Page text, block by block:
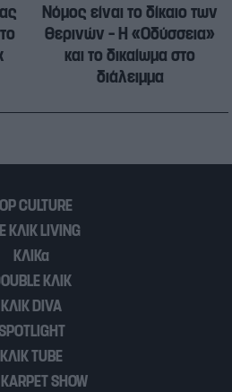
Νόμος είναι το δίκαιο των
θερινών – Η «Οδύσσεια»
και το δικαίωμα στο
διάλειμμα
CULTURE
ΚΛΙΚ LIVING
ΚΛΙΚα
ΚΛΙΚ
ΚΛΙΚ DIVA
ΚΛΙΚ TUBE
SHOW